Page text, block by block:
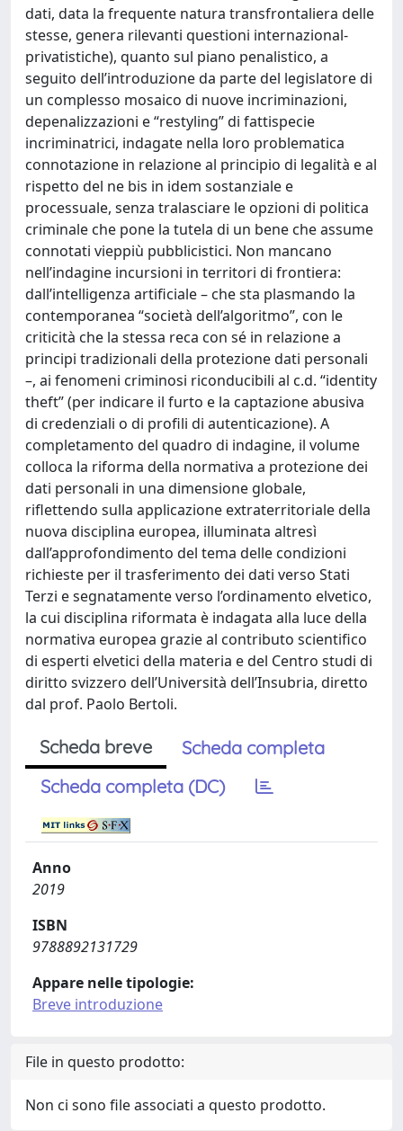
dati, data la frequente natura transfrontaliera delle
stesse, genera rilevanti questioni internazional-
privatistiche), quanto sul piano penalistico, a
seguito dell’introduzione da parte del legislatore di
un complesso mosaico di nuove incriminazioni,
depenalizzazioni e “restyling” di fattispecie
incriminatrici, indagate nella loro problematica
connotazione in relazione al principio di legalità e al
rispetto del ne bis in idem sostanziale e
processuale, senza tralasciare le opzioni di politica
criminale che pone la tutela di un bene che assume
connotati vieppiù pubblicistici. Non mancano
nell’indagine incursioni in territori di frontiera:
dall’intelligenza artificiale – che sta plasmando la
contemporanea “società dell’algoritmo”, con le
criticità che la stessa reca con sé in relazione a
principi tradizionali della protezione dati personali
–, ai fenomeni criminosi riconducibili al c.d. “identity
theft” (per indicare il furto e la captazione abusiva
di credenziali o di profili di autenticazione). A
completamento del quadro di indagine, il volume
colloca la riforma della normativa a protezione dei
dati personali in una dimensione globale,
riflettendo sulla applicazione extraterritoriale della
nuova disciplina europea, illuminata altresì
dall’approfondimento del tema delle condizioni
richieste per il trasferimento dei dati verso Stati
Terzi e segnatamente verso l’ordinamento elvetico,
la cui disciplina riformata è indagata alla luce della
normativa europea grazie al contributo scientifico
di esperti elvetici della materia e del Centro studi di
diritto svizzero dell’Università dell’Insubria, diretto
dal prof. Paolo Bertoli.
Scheda breve
Scheda completa
Scheda completa (DC)
Anno
2019
ISBN
9788892131729
Appare nelle tipologie:
Breve introduzione
File in questo prodotto:
Non ci sono file associati a questo prodotto.